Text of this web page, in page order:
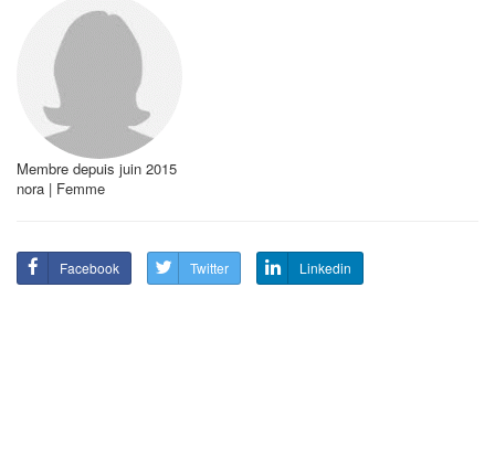
Membre depuis juin 2015
nora | Femme
Facebook Twitter Linkedin